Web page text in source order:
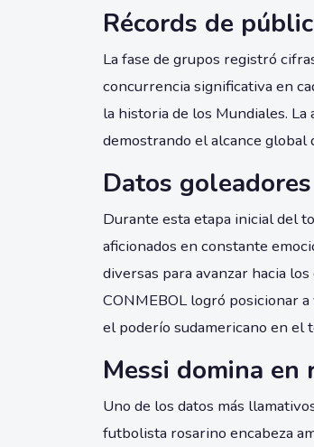
Récords de
La fase de grupos registró
concurrencia significativa en
la historia de los Mundiales.
demostrando el alcance global
Datos
Durante esta etapa inicial del
aficionados en constante
diversas para avanzar hacia
CONMEBOL logró posicionar
el poderío sudamericano en el
Messi domina en
Uno de los datos más
futbolista rosarino encabeza